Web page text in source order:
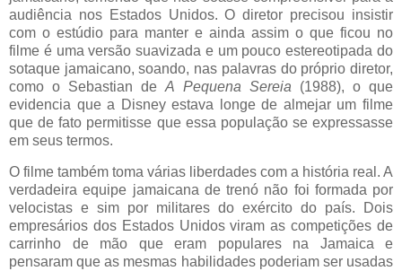
audiência nos Estados Unidos. O diretor precisou insistir
com o estúdio para manter e ainda assim o que ficou no
filme é uma versão suavizada e um pouco estereotipada do
sotaque jamaicano, soando, nas palavras do próprio diretor,
como o Sebastian deA Pequena Sereia (1988), o que
evidencia que a Disney estava longe de almejar um filme
que de fato permitisse que essa população se expressasse
em seus termos.
O filme também toma várias liberdades com a história real. A
verdadeira equipe jamaicana de trenó não foi formada por
velocistas e sim por militares do exército do país. Dois
empresários dos Estados Unidos viram as competições de
carrinho de mão que eram populares na Jamaica e
pensaram que as mesmas habilidades poderiam ser usadas